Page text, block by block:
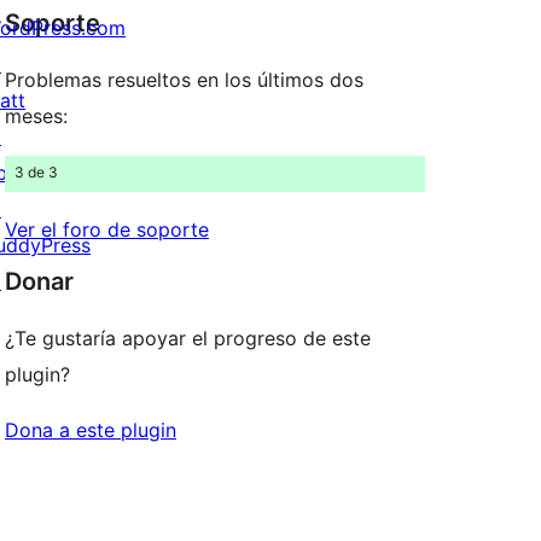
estrellas
Soporte
Problemas resueltos en los últimos dos
meses:
3 de 3
Ver el foro de soporte
Donar
¿Te gustaría apoyar el progreso de este
plugin?
Dona a este plugin